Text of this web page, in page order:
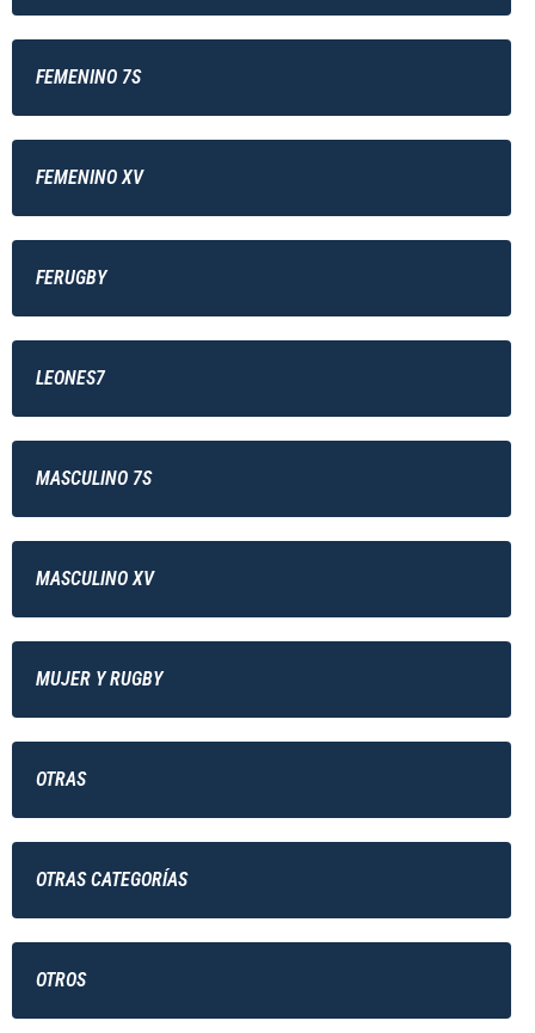
FEMENINO 7S
FEMENINO XV
FERUGBY
LEONES7
MASCULINO 7S
MASCULINO XV
MUJER Y RUGBY
OTRAS
OTRAS CATEGORÍAS
OTROS